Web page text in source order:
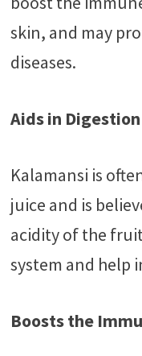
skin, and may
diseases.
Aids in Digestion
Kalamansi is
juice and is
acidity of the
system and help
Boosts the